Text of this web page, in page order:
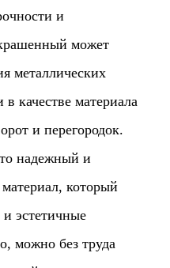
и
может
металлических
качестве материала
и перегородок.
надежный и
который
и эстетичные
можно без труда